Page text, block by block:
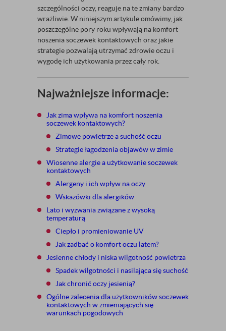
szczególności oczy, reaguje na te zmiany bardzo
wrażliwie. W niniejszym artykule omówimy, jak
poszczególne pory roku wpływają na komfort
noszenia soczewek kontaktowych oraz jakie
strategie pozwalają utrzymać zdrowie oczu i
wygodę ich użytkowania przez cały rok.
Najważniejsze informacje:
Jak zima wpływa na komfort noszenia
soczewek kontaktowych?
Zimowe powietrze a suchość oczu
Strategie łagodzenia objawów w zimie
Wiosenne alergie a użytkowanie soczewek
kontaktowych
Alergeny i ich wpływ na oczy
Wskazówki dla alergików
Lato i wyzwania związane z wysoką
temperaturą
Ciepło i promieniowanie UV
Jak zadbać o komfort oczu latem?
Jesienne chłody i niska wilgotność powietrza
Spadek wilgotności i nasilająca się suchość
Jak chronić oczy jesienią?
Ogólne zalecenia dla użytkowników soczewek
kontaktowych w zmieniających się
warunkach pogodowych